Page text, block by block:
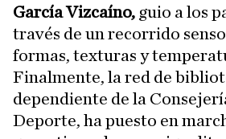
García Vizcaíno, guio a los
través de un recorrido
formas, texturas y
Finalmente, la red de
dependiente de la
Deporte, ha puesto en